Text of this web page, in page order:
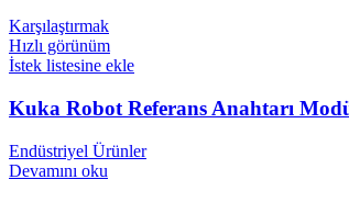
Karşılaştırmak
Hızlı görünüm
İstek listesine ekle
Kuka Robot Referans Anahtarı
Endüstriyel Ürünler
Devamını oku